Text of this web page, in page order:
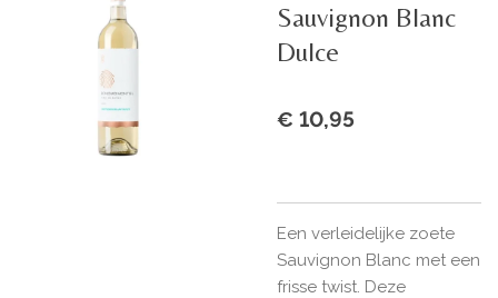
Sauvignon Blanc
Dulce
€ 10,95
Een verleidelijke zoete
Sauvignon Blanc met een
frisse twist. Deze